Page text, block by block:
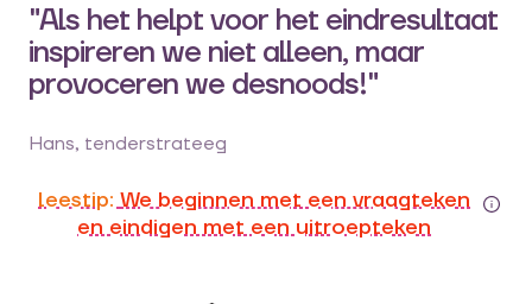
"Als het helpt voor het eindresultaat
inspireren we niet alleen, maar
provoceren we desnoods!"
Hans, tenderstrateeg
leestip:We beginnen met een vraagteken
en eindigen met een uitroepteken